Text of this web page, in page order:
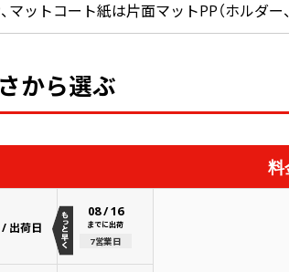
マットコート紙は片面マットPP（ホルダ
から選ぶ
料
出荷日
08/16
までに出荷
7営業日